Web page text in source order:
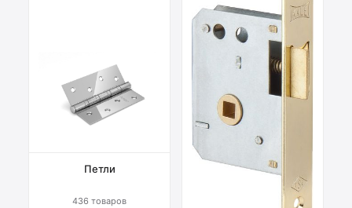
Петли
436 товаров